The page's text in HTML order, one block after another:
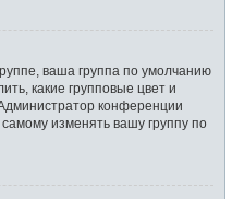
ваша группа по умолчанию
какие групповые цвет и
конференции
изменять вашу группу по